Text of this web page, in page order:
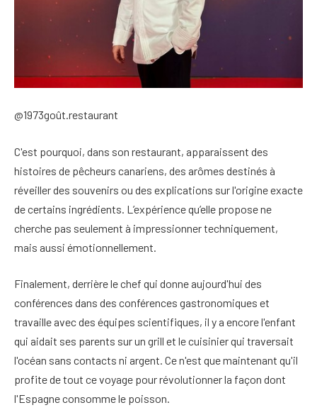
@1973goût.restaurant
C'est pourquoi, dans son restaurant, apparaissent des
histoires de pêcheurs canariens, des arômes destinés à
réveiller des souvenirs ou des explications sur l'origine exacte
de certains ingrédients. L’expérience qu’elle propose ne
cherche pas seulement à impressionner techniquement,
mais aussi émotionnellement.
Finalement, derrière le chef qui donne aujourd'hui des
conférences dans des conférences gastronomiques et
travaille avec des équipes scientifiques, il y a encore l'enfant
qui aidait ses parents sur un grill et le cuisinier qui traversait
l'océan sans contacts ni argent. Ce n'est que maintenant qu'il
profite de tout ce voyage pour révolutionner la façon dont
l'Espagne consomme le poisson.